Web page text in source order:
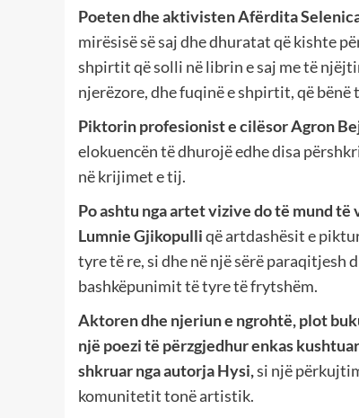
Poeten dhe aktivisten Afërdita
mirësisë së saj dhe dhuratat që kishte
shpirtit që solli në librin e saj me të
njerëzore, dhe fuqinë e shpirtit, që bënë
Piktorin profesionist e cilësor Agron
elokuencën të dhurojë edhe disa
në krijimet e tij.
Po ashtu nga artet vizive do të mund
Lumnie Gjikopulliqë artdashësit e
tyre të re, si dhe në një sërë
bashkëpunimit të tyre të frytshëm.
Aktoren dhe njeriun e ngrohtë, plot
një poezi të përzgjedhur enkas
shkruar nga autorja Hysi,si një
komunitetit tonë artistik.